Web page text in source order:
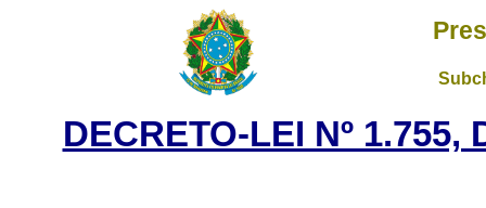
DECRETO-LEI Nº 1.755,